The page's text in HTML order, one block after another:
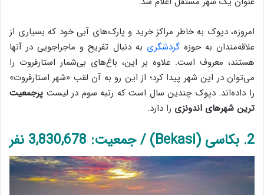
امروزه، دپوک به خاطر مراکز خرید و پارک‌های آبی خود که بسیاری از
علاقه‌مندان به حوزهگردشگری به دنبال تفریح و ماجراجویی در آنها
هستند، معروف است. علاوه بر این، باغ‌های بی‌شمار استارفروت را
می‌توان در این شهر پیدا کرد؛ از این رو به آن لقب «شهر استارفروت»
را داده‌اند. دپوک چندین سال است که رتبه سوم در لیست پرجمعیت
ترین شهرهای اندونزی را دارد.
2. بکاسی (Bekasi) / جمعیت: 3,830,678 نفر